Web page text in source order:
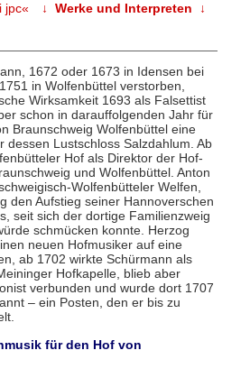
jpc« ↓ Werke und Interpreten ↓
1672 oder 1673 in Idensen bei
in Wolfenbüttel verstorben,
Wirksamkeit 1693 als Falsettist
schon in darauffolgenden Jahr für
Braunschweig Wolfenbüttel eine
dessen Lustschloss Salzdahlum. Ab
Hof als Direktor der Hof-
und Wolfenbüttel. Anton
Wolfenbütteler Welfen,
den Aufstieg seiner Hannoverschen
seit sich der dortige Familienzweig
schmücken konnte. Herzog
neuen Hofmusiker auf eine
ab 1702 wirkte Schürmann als
Hofkapelle, blieb aber
verbunden und wurde dort 1707
– ein Posten, den er bis zu
für den Hof von